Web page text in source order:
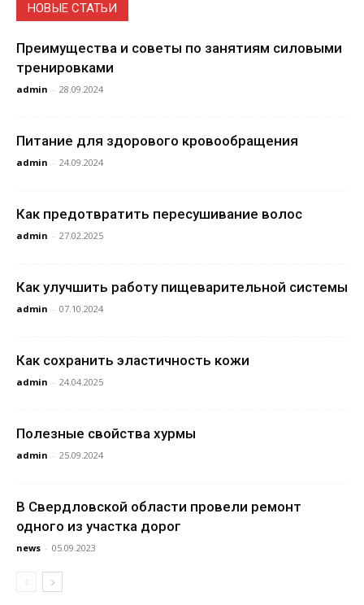
НОВЫЕ СТАТЬИ
Преимущества и советы по занятиям силовыми
тренировками
admin - 28.09.2024
Питание для здорового кровообращения
admin - 24.09.2024
Как предотвратить пересушивание волос
admin - 27.02.2025
Как улучшить работу пищеварительной системы
admin - 07.10.2024
Как сохранить эластичность кожи
admin - 24.04.2025
Полезные свойства хурмы
admin - 25.09.2024
В Свердловской области провели ремонт
одного из участка дорог
news - 05.09.2023